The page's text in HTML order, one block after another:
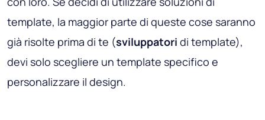
template, la maggior parte di queste cose saranno
già risolte prima di te (sviluppatori di template),
devi solo scegliere un template specifico e
personalizzare il design.